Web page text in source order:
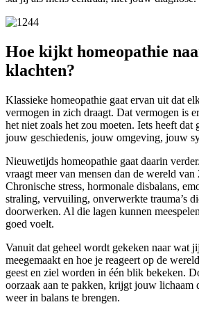
Hoe kijkt homeopathie
klachten?
Klassieke homeopathie gaat ervan uit dat
vermogen in zich draagt. Dat vermogen is
het niet zoals het zou moeten. Iets heeft dat
jouw geschiedenis, jouw omgeving, jouw
Nieuwetijds homeopathie gaat daarin
vraagt meer van mensen dan de wereld van
Chronische stress, hormonale disbalans,
straling, vervuiling, onverwerkte trauma’s
doorwerken. Al die lagen kunnen
goed voelt.
Vanuit dat geheel wordt gekeken naar wat
meegemaakt en hoe je reageert op de
geest en ziel worden in één blik bekeken.
oorzaak aan te pakken, krijgt jouw lichaam
weer in balans te brengen.